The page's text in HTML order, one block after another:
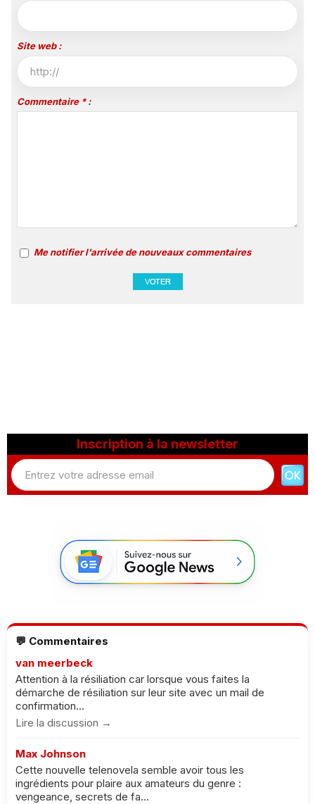
Site web :
Commentaire * :
Me notifier l'arrivée de nouveaux commentaires
Inscription à la newsletter
💬 Commentaires
van meerbeck
Attention à la résiliation car lorsque vous faites la
démarche de résiliation sur leur site avec un mail de
confirmation...
Lire la discussion →
Max Johnson
Cette nouvelle telenovela semble avoir tous les
ingrédients pour plaire aux amateurs du genre :
vengeance, secrets de fa...